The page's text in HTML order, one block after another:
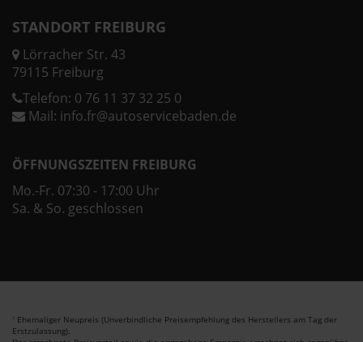
STANDORT FREIBURG
Lörracher Str. 43
79115 Freiburg
Telefon: 0 76 11 37 32 25 0
Mail: info.fr@autoservicebaden.de
ÖFFNUNGSZEITEN FREIBURG
Mo.-Fr. 07:30 - 17:00 Uhr
Sa. & So. geschlossen
1 Ehemaliger Neupreis (Unverbindliche Preisempfehlung des Herstellers am Tag der
Erstzulassung).